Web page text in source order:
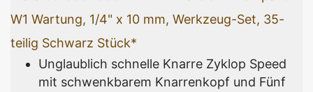
W1 Wartung, 1/4" x 10 mm, Werkzeug-Set, 35-
teilig Schwarz Stück*
Unglaublich schnelle Knarre Zyklop Speed
mit schwenkbarem Knarrenkopf und Fünf